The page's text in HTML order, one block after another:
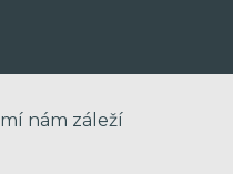
nám záleží